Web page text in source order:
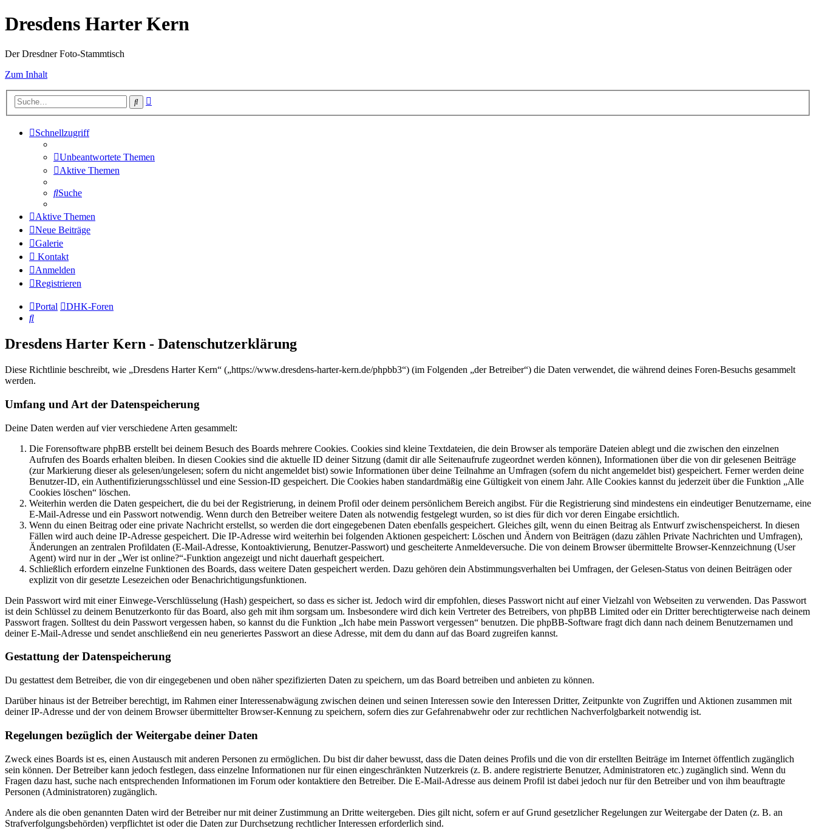
Dresdens Harter Kern
Der Dresdner Foto-Stammtisch
Zum Inhalt
Suche
Schnellzugriff
Unbeantwortete Themen
Aktive Themen
Suche
Aktive Themen
Neue Beiträge
Galerie
Kontakt
Anmelden
Registrieren
Portal
DHK-Foren
Suche
Dresdens Harter Kern - Datenschutzerklärung
Diese Richtlinie beschreibt, wie „Dresdens Harter Kern“ („https://www.dresdens-harter-kern.de/phpbb3“) (im Folgenden „der Betreiber“) die Daten verwendet, die während deines Foren-Besuchs gesammelt
werden.
Umfang und Art der Datenspeicherung
Deine Daten werden auf vier verschiedene Arten gesammelt:
Die Forensoftware phpBB erstellt bei deinem Besuch des Boards mehrere Cookies. Cookies sind kleine Textdateien, die dein Browser als temporäre Dateien ablegt und die zwischen den einzelnen
Aufrufen des Boards erhalten bleiben. In diesen Cookies sind die aktuelle ID deiner Sitzung (damit dir alle Seitenaufrufe zugeordnet werden können), Informationen über die von dir gelesenen Beiträge
(zur Markierung dieser als gelesen/ungelesen; sofern du nicht angemeldet bist) sowie Informationen über deine Teilnahme an Umfragen (sofern du nicht angemeldet bist) gespeichert. Ferner werden deine
Benutzer-ID, ein Authentifizierungsschlüssel und eine Session-ID gespeichert. Die Cookies haben standardmäßig eine Gültigkeit von einem Jahr. Alle Cookies kannst du jederzeit über die Funktion „Alle
Cookies löschen“ löschen.
Weiterhin werden die Daten gespeichert, die du bei der Registrierung, in deinem Profil oder deinem persönlichem Bereich angibst. Für die Registrierung sind mindestens ein eindeutiger Benutzername, eine
E-Mail-Adresse und ein Passwort notwendig. Wenn durch den Betreiber weitere Daten als notwendig festgelegt wurden, so ist dies für dich vor deren Eingabe ersichtlich.
Wenn du einen Beitrag oder eine private Nachricht erstellst, so werden die dort eingegebenen Daten ebenfalls gespeichert. Gleiches gilt, wenn du einen Beitrag als Entwurf zwischenspeicherst. In diesen
Fällen wird auch deine IP-Adresse gespeichert. Die IP-Adresse wird weiterhin bei folgenden Aktionen gespeichert: Löschen und Ändern von Beiträgen (dazu zählen Private Nachrichten und Umfragen),
Änderungen an zentralen Profildaten (E-Mail-Adresse, Kontoaktivierung, Benutzer-Passwort) und gescheiterte Anmeldeversuche. Die von deinem Browser übermittelte Browser-Kennzeichnung (User
Agent) wird nur in der „Wer ist online?“-Funktion angezeigt und nicht dauerhaft gespeichert.
Schließlich erfordern einzelne Funktionen des Boards, dass weitere Daten gespeichert werden. Dazu gehören dein Abstimmungsverhalten bei Umfragen, der Gelesen-Status von deinen Beiträgen oder
explizit von dir gesetzte Lesezeichen oder Benachrichtigungsfunktionen.
Dein Passwort wird mit einer Einwege-Verschlüsselung (Hash) gespeichert, so dass es sicher ist. Jedoch wird dir empfohlen, dieses Passwort nicht auf einer Vielzahl von Webseiten zu verwenden. Das Passwort
ist dein Schlüssel zu deinem Benutzerkonto für das Board, also geh mit ihm sorgsam um. Insbesondere wird dich kein Vertreter des Betreibers, von phpBB Limited oder ein Dritter berechtigterweise nach deinem
Passwort fragen. Solltest du dein Passwort vergessen haben, so kannst du die Funktion „Ich habe mein Passwort vergessen“ benutzen. Die phpBB-Software fragt dich dann nach deinem Benutzernamen und
deiner E-Mail-Adresse und sendet anschließend ein neu generiertes Passwort an diese Adresse, mit dem du dann auf das Board zugreifen kannst.
Gestattung der Datenspeicherung
Du gestattest dem Betreiber, die von dir eingegebenen und oben näher spezifizierten Daten zu speichern, um das Board betreiben und anbieten zu können.
Darüber hinaus ist der Betreiber berechtigt, im Rahmen einer Interessenabwägung zwischen deinen und seinen Interessen sowie den Interessen Dritter, Zeitpunkte von Zugriffen und Aktionen zusammen mit
deiner IP-Adresse und der von deinem Browser übermittelter Browser-Kennung zu speichern, sofern dies zur Gefahrenabwehr oder zur rechtlichen Nachverfolgbarkeit notwendig ist.
Regelungen bezüglich der Weitergabe deiner Daten
Zweck eines Boards ist es, einen Austausch mit anderen Personen zu ermöglichen. Du bist dir daher bewusst, dass die Daten deines Profils und die von dir erstellten Beiträge im Internet öffentlich zugänglich
sein können. Der Betreiber kann jedoch festlegen, dass einzelne Informationen nur für einen eingeschränkten Nutzerkreis (z. B. andere registrierte Benutzer, Administratoren etc.) zugänglich sind. Wenn du
Fragen dazu hast, suche nach entsprechenden Informationen im Forum oder kontaktiere den Betreiber. Die E-Mail-Adresse aus deinem Profil ist dabei jedoch nur für den Betreiber und von ihm beauftragte
Personen (Administratoren) zugänglich.
Andere als die oben genannten Daten wird der Betreiber nur mit deiner Zustimmung an Dritte weitergeben. Dies gilt nicht, sofern er auf Grund gesetzlicher Regelungen zur Weitergabe der Daten (z. B. an
Strafverfolgungsbehörden) verpflichtet ist oder die Daten zur Durchsetzung rechtlicher Interessen erforderlich sind.